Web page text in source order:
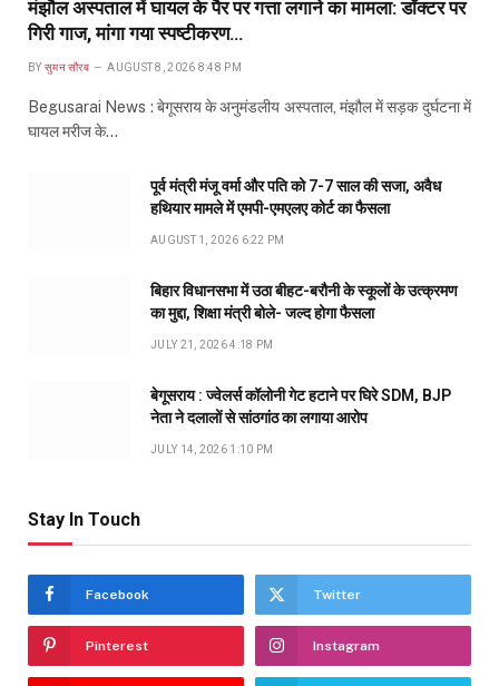
मंझौल अस्पताल में घायल के पैर पर गत्ता लगाने का मामला: डॉक्टर पर
गिरी गाज, मांगा गया स्पष्टीकरण…
BY सुमन सौरब AUGUST 8, 2026 8:48 PM
Begusarai News : बेगूसराय के अनुमंडलीय अस्पताल, मंझौल में सड़क दुर्घटना में
घायल मरीज के…
पूर्व मंत्री मंजू वर्मा और पति को 7-7 साल की सजा, अवैध
हथियार मामले में एमपी-एमएलए कोर्ट का फैसला
AUGUST 1, 2026 6:22 PM
बिहार विधानसभा में उठा बीहट-बरौनी के स्कूलों के उत्क्रमण
का मुद्दा, शिक्षा मंत्री बोले- जल्द होगा फैसला
JULY 21, 2026 4:18 PM
बेगूसराय : ज्वेलर्स कॉलोनी गेट हटाने पर घिरे SDM, BJP
नेता ने दलालों से सांठगांठ का लगाया आरोप
JULY 14, 2026 1:10 PM
Stay In Touch
Facebook Twitter
Pinterest Instagram